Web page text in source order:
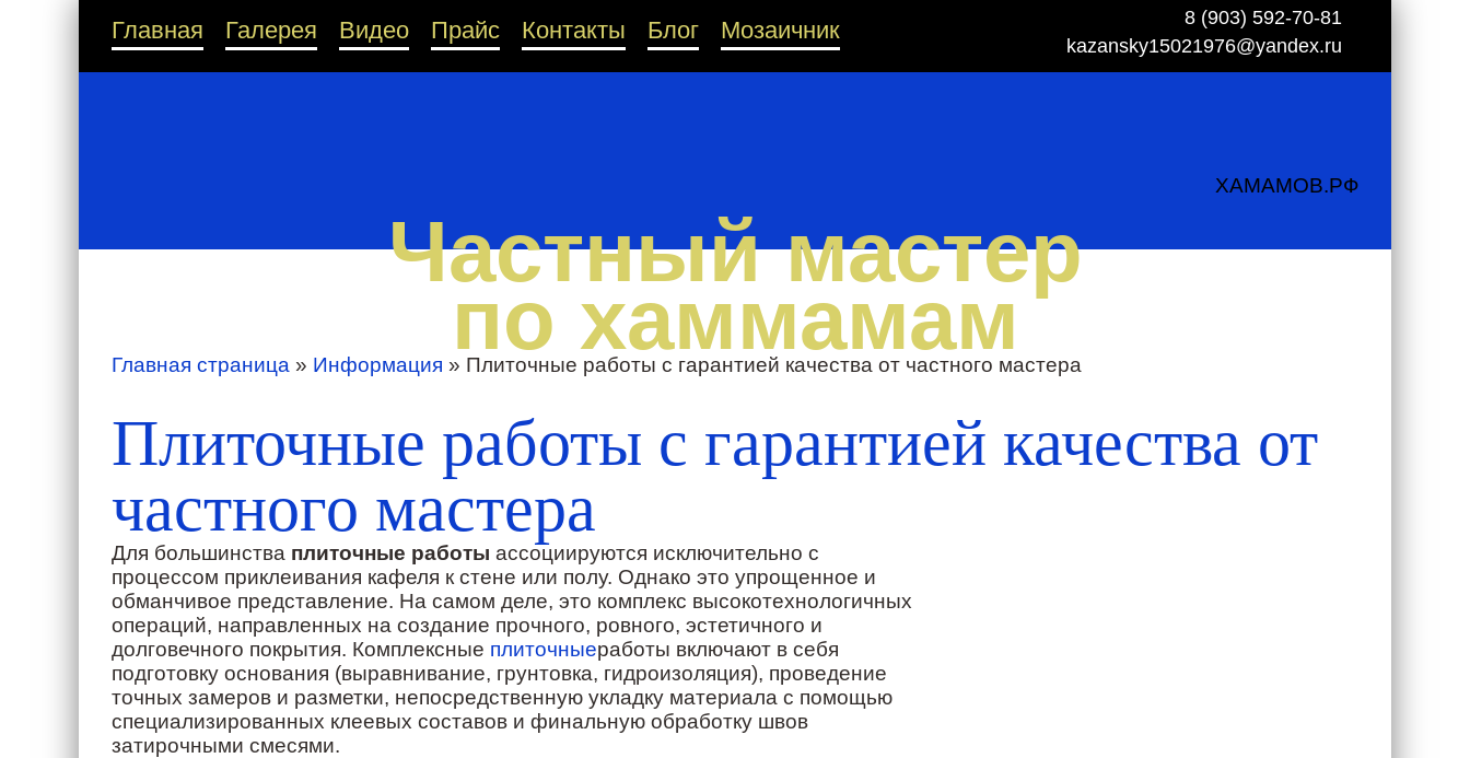
Главная Галерея Видео Прайс Контакты Блог Мозаичник
8 (903) 592-70-81
kazansky15021976@yandex.ru
ХАМАМОВ.РФ
Частный мастер
по хаммамам
Главная страница » Информация » Плиточные работы с гарантией качества от частного мастера
Плиточные работы с гарантией качества от
частного мастера
Для большинства плиточные работы ассоциируются исключительно с
процессом приклеивания кафеля к стене или полу. Однако это упрощенное и
обманчивое представление. На самом деле, это комплекс высокотехнологичных
операций, направленных на создание прочного, ровного, эстетичного и
долговечного покрытия. Комплексные плиточныеработы включают в себя
подготовку основания (выравнивание, грунтовка, гидроизоляция), проведение
точных замеров и разметки, непосредственную укладку материала с помощью
специализированных клеевых составов и финальную обработку швов
затирочными смесями.